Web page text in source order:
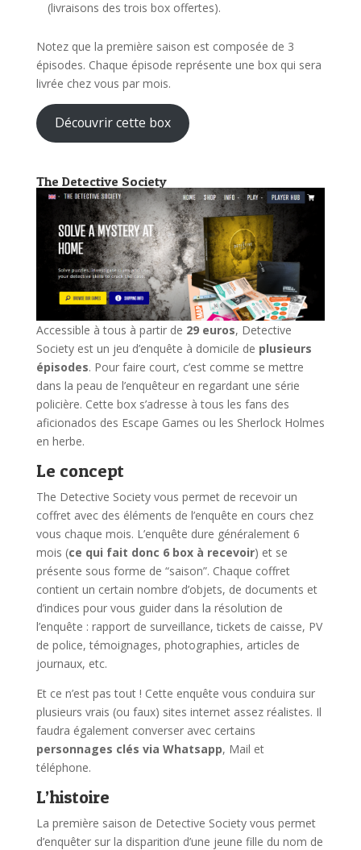
(livraisons des trois box offertes).
Notez que la première saison est composée de 3
épisodes. Chaque épisode représente une box qui sera
livrée chez vous par mois.
Découvrir cette box
The Detective Society
Accessible à tous à partir de 29 euros, Detective
Society est un jeu d’enquête à domicile de plusieurs
épisodes. Pour faire court, c’est comme se mettre
dans la peau de l’enquêteur en regardant une série
policière. Cette box s’adresse à tous les fans des
aficionados des Escape Games ou les Sherlock Holmes
en herbe.
Le concept
The Detective Society vous permet de recevoir un
coffret avec des éléments de l’enquête en cours chez
vous chaque mois. L’enquête dure généralement 6
mois (ce qui fait donc 6 box à recevoir) et se
présente sous forme de “saison”. Chaque coffret
contient un certain nombre d’objets, de documents et
d’indices pour vous guider dans la résolution de
l’enquête : rapport de surveillance, tickets de caisse, PV
de police, témoignages, photographies, articles de
journaux, etc.
Et ce n’est pas tout ! Cette enquête vous conduira sur
plusieurs vrais (ou faux) sites internet assez réalistes. Il
faudra également converser avec certains
personnages clés via Whatsapp, Mail et
téléphone.
L’histoire
La première saison de Detective Society vous permet
d’enquêter sur la disparition d’une jeune fille du nom de